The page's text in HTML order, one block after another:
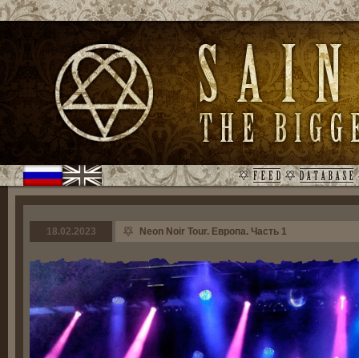
18.02.2023 Neon Noir Tour. Европа. Часть 1